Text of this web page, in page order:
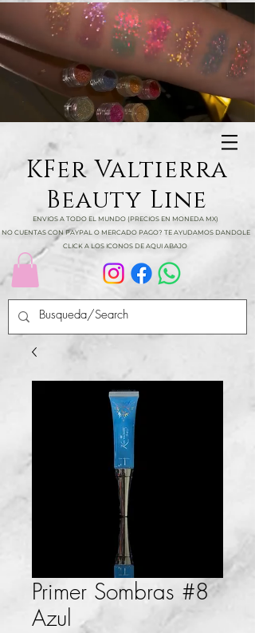
KFer Valtierra
Beauty Line
ENVIOS A TODO EL MUNDO (PRECIOS EN MONEDA MX)
NO CUENTAS CON PAYPAL O MERCADO PAGO? TE AYUDAMOS DANDOLE
CLICK A LOS ICONOS DE AQUI ABAJO
Primer Sombras #8
Azul